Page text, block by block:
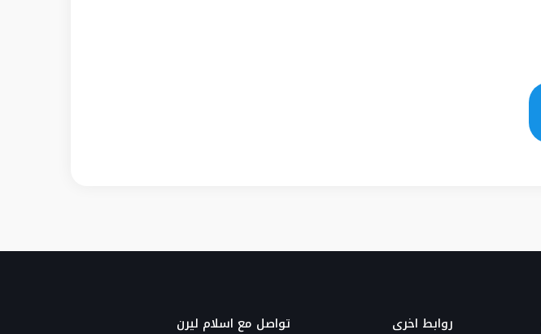
روابط اخرى تواصل مع اسلام ليرن